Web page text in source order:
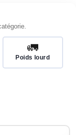
🚛
Poids lourd